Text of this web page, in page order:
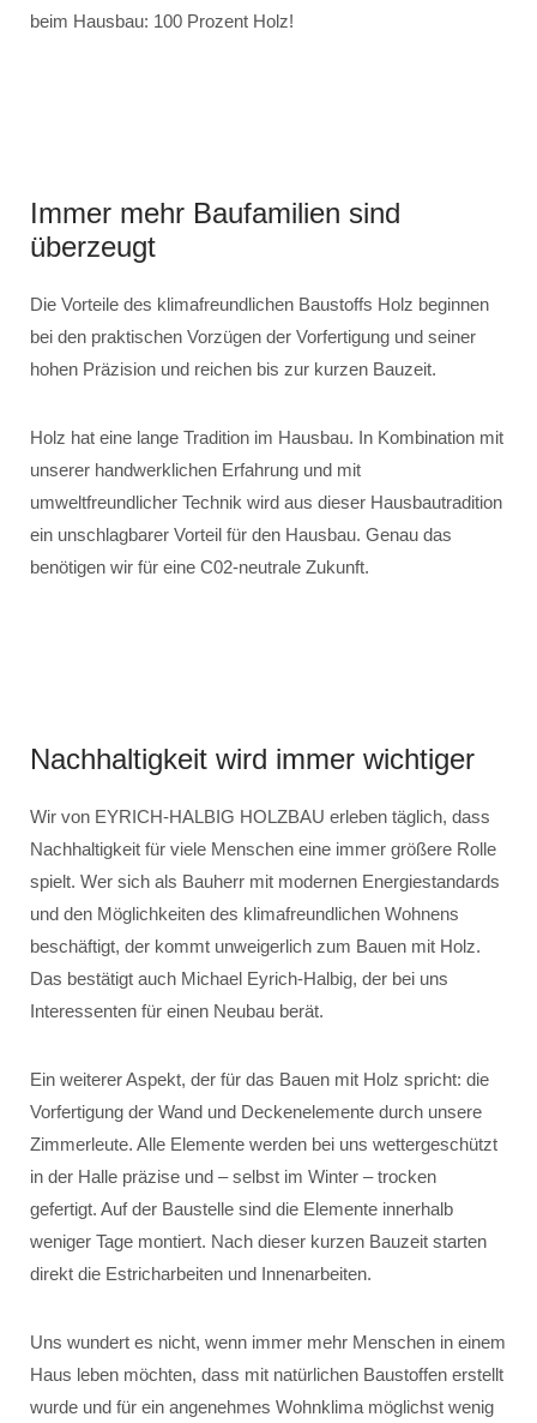
beim Hausbau: 100 Prozent Holz!
Immer mehr Baufamilien sind
überzeugt
Die Vorteile des klimafreundlichen Baustoffs Holz beginnen
bei den praktischen Vorzügen der Vorfertigung und seiner
hohen Präzision und reichen bis zur kurzen Bauzeit.
Holz hat eine lange Tradition im Hausbau. In Kombination mit
unserer handwerklichen Erfahrung und mit
umweltfreundlicher Technik wird aus dieser Hausbautradition
ein unschlagbarer Vorteil für den Hausbau. Genau das
benötigen wir für eine C02-neutrale Zukunft.
Nachhaltigkeit wird immer wichtiger
Wir von EYRICH-HALBIG HOLZBAU erleben täglich, dass
Nachhaltigkeit für viele Menschen eine immer größere Rolle
spielt. Wer sich als Bauherr mit modernen Energiestandards
und den Möglichkeiten des klimafreundlichen Wohnens
beschäftigt, der kommt unweigerlich zum Bauen mit Holz.
Das bestätigt auch Michael Eyrich-Halbig, der bei uns
Interessenten für einen Neubau berät.
Ein weiterer Aspekt, der für das Bauen mit Holz spricht: die
Vorfertigung der Wand und Deckenelemente durch unsere
Zimmerleute. Alle Elemente werden bei uns wettergeschützt
in der Halle präzise und – selbst im Winter – trocken
gefertigt. Auf der Baustelle sind die Elemente innerhalb
weniger Tage montiert. Nach dieser kurzen Bauzeit starten
direkt die Estricharbeiten und Innenarbeiten.
Uns wundert es nicht, wenn immer mehr Menschen in einem
Haus leben möchten, dass mit natürlichen Baustoffen erstellt
wurde und für ein angenehmes Wohnklima möglichst wenig